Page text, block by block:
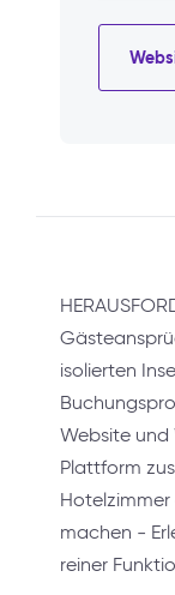
isolierten
Website und
Plattform
machen -
reiner